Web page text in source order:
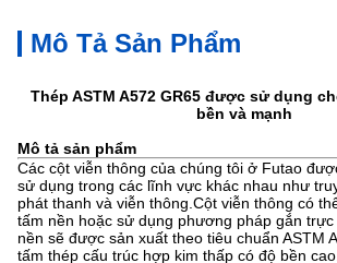
Mô Tả Sản Phẩm
Thép ASTM A572 GR65 được sử dụng
bền và mạnh
Mô tả sản phẩm
Các cột viễn thông của chúng tôi ở Futao
sử dụng trong các lĩnh vực khác nhau như
phát thanh và viễn thông.Cột viễn thông có
tấm nền hoặc sử dụng phương pháp gắn
nền sẽ được sản xuất theo tiêu chuẩn ASTM
tấm thép cấu trúc hợp kim thấp có độ bền